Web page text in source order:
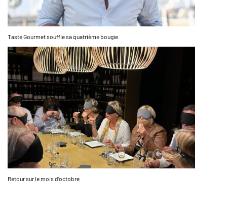
Taste Gourmet souffle sa quatrième bougie.
Retour sur le mois d’octobre